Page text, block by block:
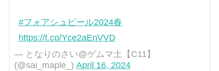
#フォアシュピール2024春
https://t.co/Yce2aEnVVD
— となりのさい@ゲムマ土【C11】
(@sai_maple_)April 16, 2024